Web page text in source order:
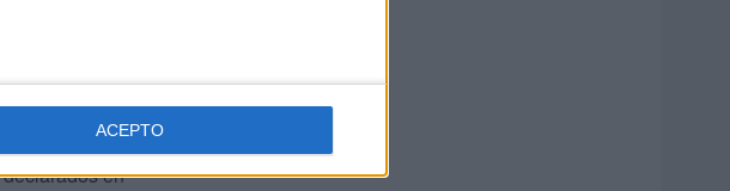
ACEPTO
es capaz
tranquilizador
".
quela
en